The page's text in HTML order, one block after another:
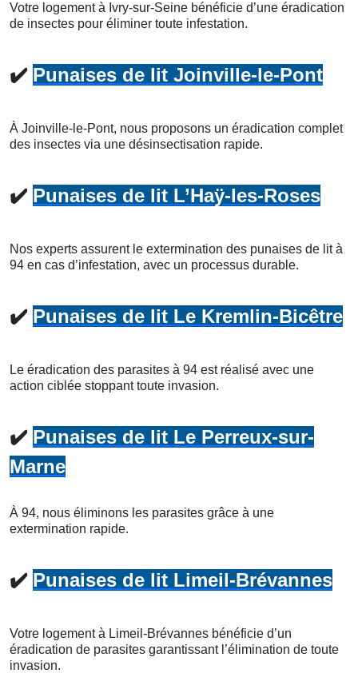
Votre logement à Ivry-sur-Seine bénéficie d’une éradication
de insectes pour éliminer toute infestation.
✔️ Punaises de lit Joinville-le-Pont
À Joinville-le-Pont, nous proposons un éradication complet
des insectes via une désinsectisation rapide.
✔️ Punaises de lit L’Haÿ-les-Roses
Nos experts assurent le extermination des punaises de lit à
94 en cas d’infestation, avec un processus durable.
✔️ Punaises de lit Le Kremlin-Bicêtre
Le éradication des parasites à 94 est réalisé avec une
action ciblée stoppant toute invasion.
✔️ Punaises de lit Le Perreux-sur-
Marne
À 94, nous éliminons les parasites grâce à une
extermination rapide.
✔️ Punaises de lit Limeil-Brévannes
Votre logement à Limeil-Brévannes bénéficie d’un
éradication de parasites garantissant l’élimination de toute
invasion.